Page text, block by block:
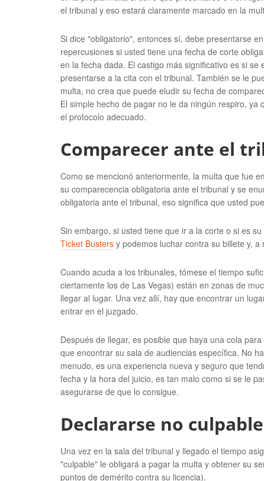
el tribunal y eso estará claramente marcado en la
Si dice "obligatorio", entonces sí, debe presentarse
repercusiones si usted tiene una fecha de corte
en la fecha dada. El castigo más significativo es si se
presentarse a la cita con el tribunal. También se le
multa, no crea que puede eludir su fecha de
El simple hecho de pagar no le da ningún respiro,
el protocolo adecuado.
Comparecer ante el
Como se mencionó anteriormente, la multa que fue
su comparecencia obligatoria ante el tribunal y se
obligatoria ante el tribunal, eso significa que usted
Sin embargo, si usted tiene que ir a la corte o si es
Ticket Busters y podemos luchar contra su billete y,
Cuando acuda a los tribunales, tómese el tiempo
ciertamente los de Las Vegas) están en zonas de
llegar al lugar. Una vez allí, hay que encontrar un
entrar en el juzgado.
Después de llegar, es posible que haya una cola
que encontrar su sala de audiencias específica. No
menudo, es una experiencia nueva y seguro que
fecha y la hora del juicio, es tan malo como si se le
asegurarse de que lo consigue.
Declararse no culpable
Una vez en la sala del tribunal y llegado el tiempo
"culpable" le obligará a pagar la multa y obtener su
puntos de demérito contra su licencia).